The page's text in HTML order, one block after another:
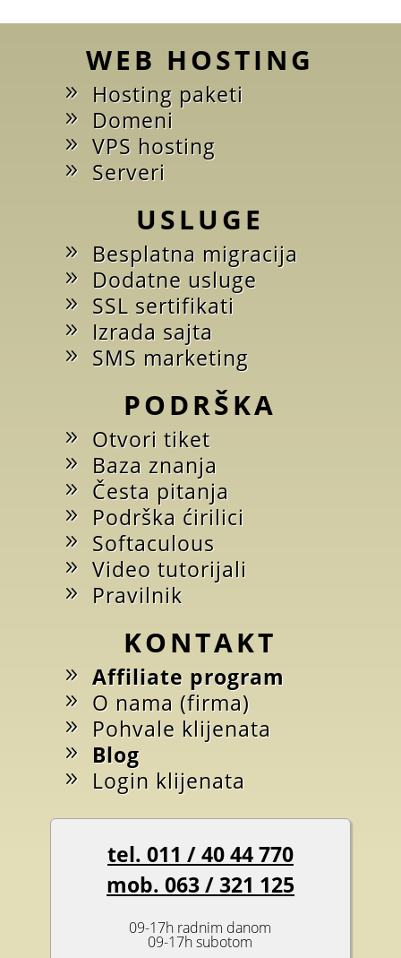
WEB HOSTING
Hosting paketi
Domeni
VPS hosting
Serveri
USLUGE
Besplatna migracija
Dodatne usluge
SSL sertifikati
Izrada sajta
SMS marketing
PODRŠKA
Otvori tiket
Baza znanja
Česta pitanja
Podrška ćirilici
Softaculous
Video tutorijali
Pravilnik
KONTAKT
Affiliate program
O nama (firma)
Pohvale klijenata
Blog
Login klijenata
tel. 011 / 40 44 770
mob. 063 / 321 125
09-17h radnim danom
09-17h subotom